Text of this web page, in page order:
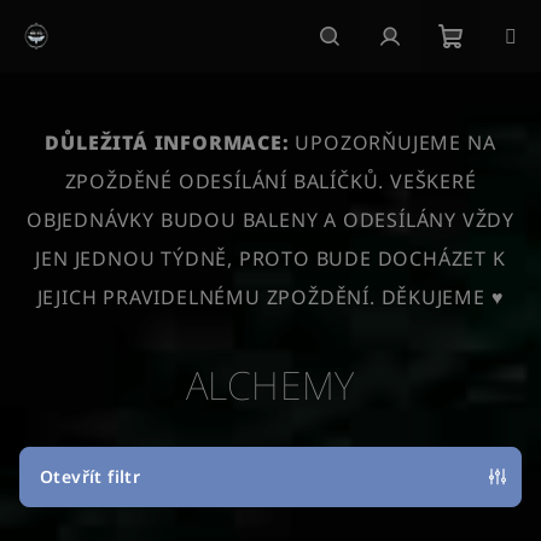
košík
DŮLEŽITÁ INFORMACE: UPOZORŇUJEME NA
ZPOŽDĚNÉ ODESÍLÁNÍ BALÍČKŮ. VEŠKERÉ
OBJEDNÁVKY BUDOU BALENY A ODESÍLÁNY VŽDY
JEN JEDNOU TÝDNĚ, PROTO BUDE DOCHÁZET K
JEJICH PRAVIDELNÉMU ZPOŽDĚNÍ. DĚKUJEME ♥
ALCHEMY
Otevřít filtr